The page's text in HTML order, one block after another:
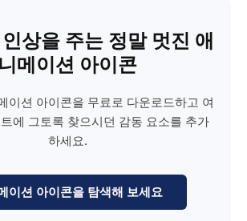
상을 주는 정말 멋진 애
니메이션 아이콘
이션 아이콘을 무료로 다운로드하고 여
에 그토록 찾으시던 감동 요소를 추가
하세요.
이션 아이콘을 탐색해 보세요